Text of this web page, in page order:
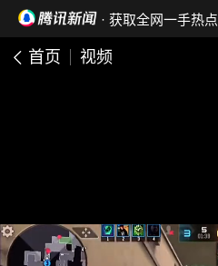
· 获取全网一手热点
首页 视频